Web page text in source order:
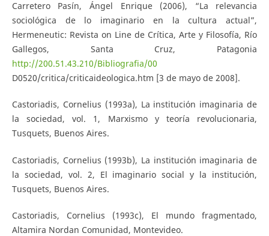
Carretero Pasín, Ángel Enrique (2006), “La relevancia
sociológica de lo imaginario en la cultura actual”,
Hermeneutic: Revista on Line de Crítica, Arte y Filosofía, Río
Gallegos, Santa Cruz, Patagonia
http://200.51.43.210/Bibliografia/00
D0520/critica/criticaideologica.htm [3 de mayo de 2008].
Castoriadis, Cornelius (1993a), La institución imaginaria de
la sociedad, vol. 1, Marxismo y teoría revolucionaria,
Tusquets, Buenos Aires.
Castoriadis, Cornelius (1993b), La institución imaginaria de
la sociedad, vol. 2, El imaginario social y la institución,
Tusquets, Buenos Aires.
Castoriadis, Cornelius (1993c), El mundo fragmentado,
Altamira Nordan Comunidad, Montevideo.